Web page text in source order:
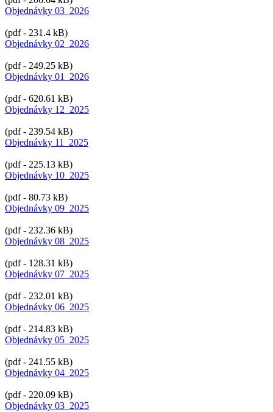
Objednávky 03_2026
(pdf - 231.4 kB)
Objednávky 02_2026
(pdf - 249.25 kB)
Objednávky 01_2026
(pdf - 620.61 kB)
Objednávky 12_2025
(pdf - 239.54 kB)
Objednávky 11_2025
(pdf - 225.13 kB)
Objednávky 10_2025
(pdf - 80.73 kB)
Objednávky 09_2025
(pdf - 232.36 kB)
Objednávky 08_2025
(pdf - 128.31 kB)
Objednávky 07_2025
(pdf - 232.01 kB)
Objednávky 06_2025
(pdf - 214.83 kB)
Objednávky 05_2025
(pdf - 241.55 kB)
Objednávky 04_2025
(pdf - 220.09 kB)
Objednávky 03_2025